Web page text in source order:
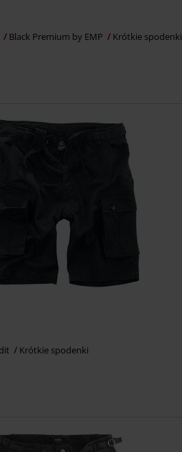
Black Premium by EMP Krótkie spodenki
Krótkie spodenki